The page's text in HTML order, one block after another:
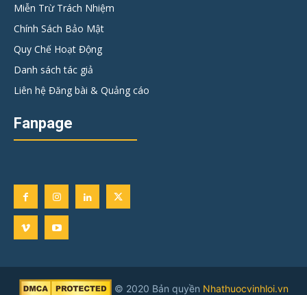
Miễn Trừ Trách Nhiệm
Chính Sách Bảo Mật
Quy Chế Hoạt Động
Danh sách tác giả
Liên hệ Đăng bài & Quảng cáo
Fanpage
© 2020 Bản quyền Nhathuocvinhloi.vn